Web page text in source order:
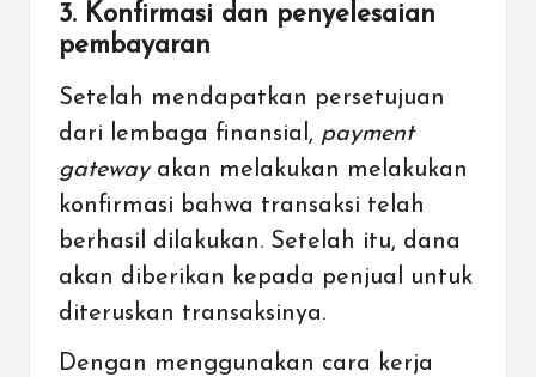
3. Konfirmasi dan penyelesaian
pembayaran
Setelah mendapatkan persetujuan
dari lembaga finansial, payment
gateway akan melakukan melakukan
konfirmasi bahwa transaksi telah
berhasil dilakukan. Setelah itu, dana
akan diberikan kepada penjual untuk
diteruskan transaksinya.
Dengan menggunakan cara kerja